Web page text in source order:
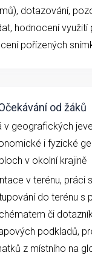
dotazování,
hodnocení využití
pořízených
od žáků
v geografických
i fyzické
ploch v okolní krajině
v terénu, práci
do terénu s
či
podkladů,
z místního na